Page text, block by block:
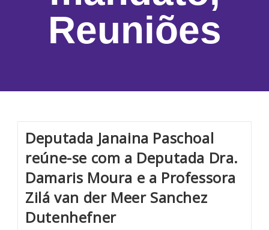
Reuniões
Deputada Janaina Paschoal
reúne-se com a Deputada Dra.
Damaris Moura e a Professora
Zilá van der Meer Sanchez
Dutenhefner